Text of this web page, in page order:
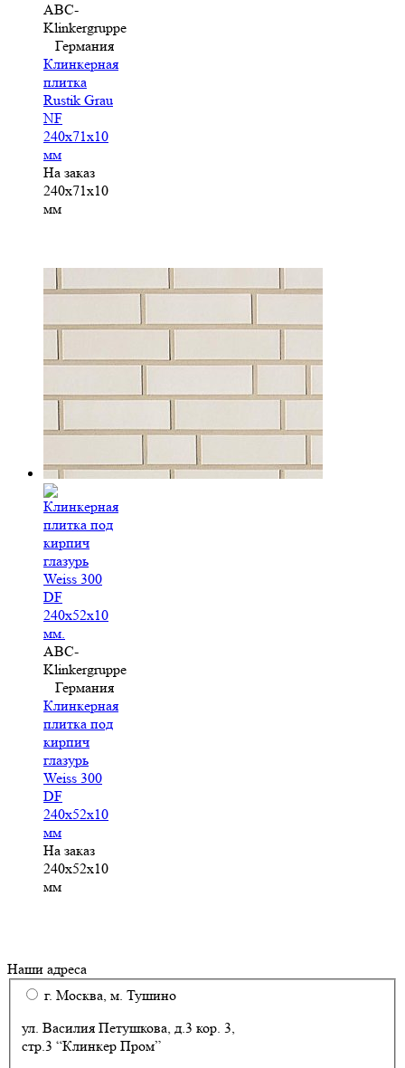
ABC-
Klinkergruppe
Германия
Клинкерная
плитка
Rustik Grau
NF
240x71x10
мм
На заказ
240x71x10
мм
ABC-
Klinkergruppe
Германия
Клинкерная
плитка под
кирпич
глазурь
Weiss 300
DF
240x52x10
мм
На заказ
240x52x10
мм
Наши адреса
г. Москва, м. Тушино
ул. Василия Петушкова, д.3 кор. 3,
стр.3 “Клинкер Пром”